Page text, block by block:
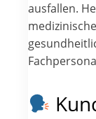
ausfallen.